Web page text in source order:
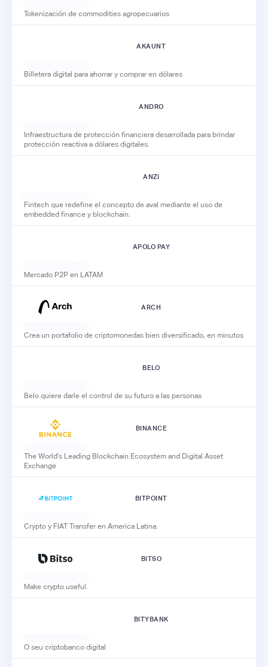
Tokenización de commodities agropecuarios
AKAUNT
Billetera digital para ahorrar y comprar en dólares
ANDRO
Infraestructura de protección financiera desarrollada para brindar
protección reactiva a dólares digitales.
ANZI
Fintech que redefine el concepto de aval mediante el uso de
embedded finance y blockchain.
APOLO PAY
Mercado P2P en LATAM
ARCH
Crea un portafolio de criptomonedas bien diversificado, en minutos
BELO
Belo quiere darle el control de su futuro a las personas
BINANCE
The World’s Leading Blockchain Ecosystem and Digital Asset
Exchange
BITPOINT
Crypto y FIAT Transfer en America Latina.
BITSO
Make crypto useful.
BITYBANK
O seu criptobanco digital